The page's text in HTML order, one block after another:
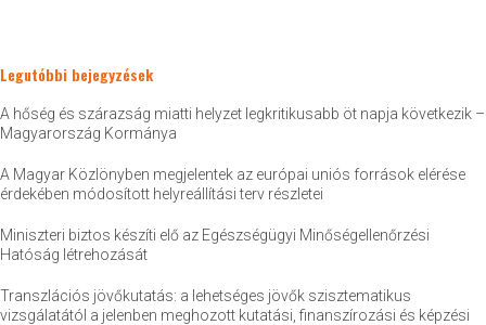
Legutóbbi bejegyzések
A hőség és szárazság miatti helyzet legkritikusabb öt napja következik –
Magyarország Kormánya
A Magyar Közlönyben megjelentek az európai uniós források elérése
érdekében módosított helyreállítási terv részletei
Miniszteri biztos készíti elő az Egészségügyi Minőségellenőrzési
Hatóság létrehozását
Transzlációs jövőkutatás: a lehetséges jövők szisztematikus
vizsgálatától a jelenben meghozott kutatási, finanszírozási és képzési